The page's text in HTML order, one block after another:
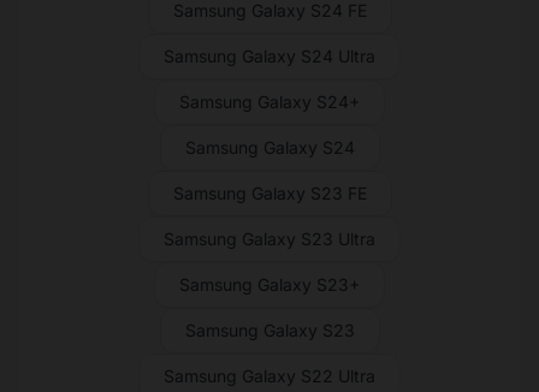
Samsung Galaxy S24 FE
Samsung Galaxy S24 Ultra
Samsung Galaxy S24+
Samsung Galaxy S24
Samsung Galaxy S23 FE
Samsung Galaxy S23 Ultra
Samsung Galaxy S23+
Samsung Galaxy S23
Samsung Galaxy S22 Ultra